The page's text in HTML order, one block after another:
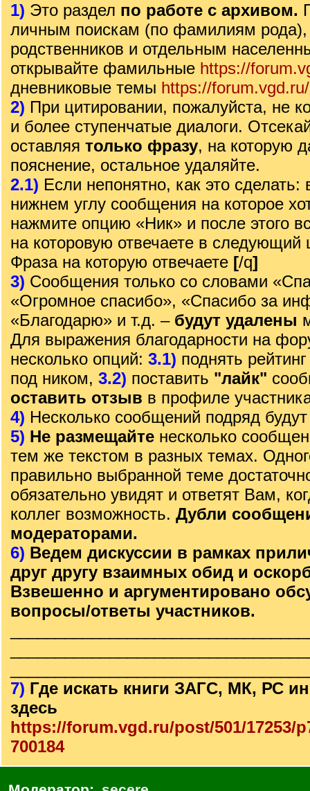
1) Это раздел по работе с архивом.
личным поискам (по фамилиям рода),
родственников и отдельным
открывайте фамильные https://
дневниковые темы https://
2) При цитировании, пожалуйста, не
и более ступенчатые диалоги.
оставляя только фразу, на которую
пояснение, остальное удаляйте.
2.1) Если непонятно, как это сделать:
нижнем углу сообщения на которое
нажмите опцию «Ник» и после этого
на которовую отвечаете в
Фраза на которую отвечаете [/q]
3) Сообщения только со словами
«Огромное спасибо», «Спасибо за
«Благодарю» и т.д. – будут удалены
Для выражения благодарности на
несколько опций: 3.1) поднять
под ником, 3.2) поставить "лайк"
оставить отзыв в профиле
4) Несколько сообщений подряд
5) Не размещайте несколько
тем же текстом в разных темах.
правильно выбранной теме
обязательно увидят и ответят Вам,
коллег возможность. Дубли
модераторами.
6) Ведем дискуссии в рамках
друг другу взаимных обид и
Взвешенно и аргументировано
вопросы/ответы участников.
7) Где искать книги ЗАГС, МК, РС
здесь
https://forum.vgd.ru/post/501/17253/
700184